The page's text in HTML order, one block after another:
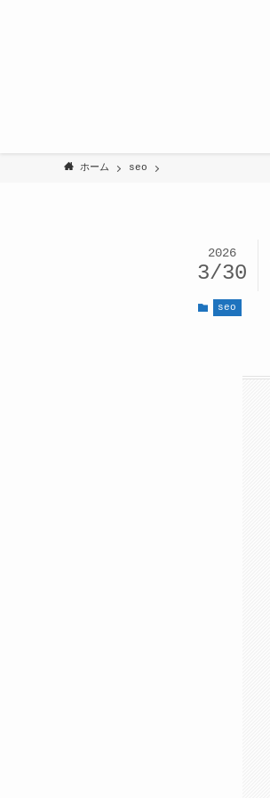
ホーム seo
2026
3/30
seo